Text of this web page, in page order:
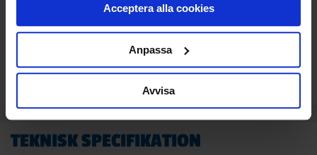
Acceptera alla cookies
Anpassa
Avvisa
Beräknad leveranstid 6-8 veckor. Vid montering
är leveranstiden något längre.
TEKNISK SPECIFIKATION